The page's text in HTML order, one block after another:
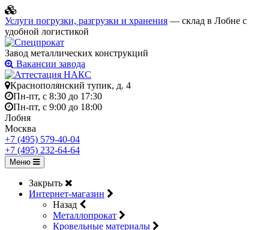
Услуги погрузки, разгрузки и хранения — склад в Лобне с
удобной логистикой
Завод металлических конструкций
Вакансии завода
Краснополянский тупик, д. 4
Пн-пт, с 8:30 до 17:30
Пн-пт, с 9:00 до 18:00
Лобня
Москва
+7 (495) 579-40-04
+7 (495) 232-64-64
Меню
Закрыть
Интернет-магазин
Назад
Металлопрокат
Кровельные материалы